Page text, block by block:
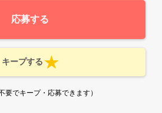
応募する
キープする
要でキープ・応募できます）